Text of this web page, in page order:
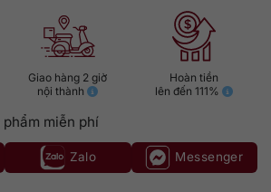
Giao hàng 2 giờ
nội thành
Hoàn tiền
lên đến 111%
miễn phí
Zalo Messenger